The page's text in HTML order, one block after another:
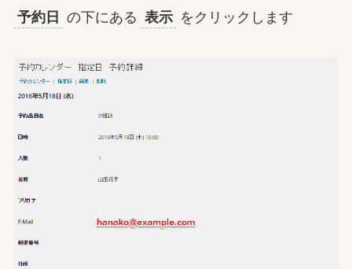
予約日 の下にある 表示 をクリックします